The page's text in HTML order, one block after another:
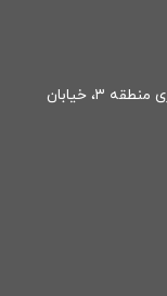
نشانی: تهران، خیابان دکتر شریعتی، جنب شهرداری منطقه ۳، خیابان